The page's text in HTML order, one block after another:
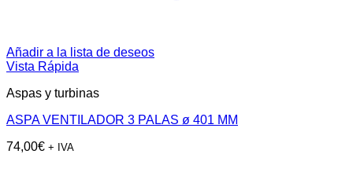
Añadir a la lista de deseos
Vista Rápida
Aspas y turbinas
ASPA VENTILADOR 3 PALAS ø 401 MM
74,00€ + IVA